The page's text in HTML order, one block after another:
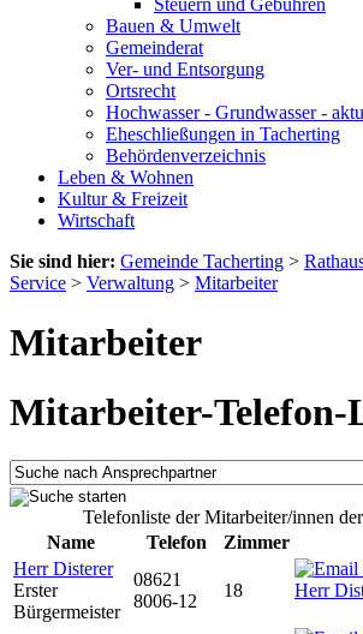
Steuern und Gebühren
Bauen & Umwelt
Gemeinderat
Ver- und Entsorgung
Ortsrecht
Hochwasser - Grundwasser -
Eheschließungen in Tacherting
Behördenverzeichnis
Leben & Wohnen
Kultur & Freizeit
Wirtschaft
Sie sind hier: Gemeinde Tacherting >
Service > Verwaltung > Mitarbeiter
Mitarbeiter
Mitarbeiter-Telefon-
Telefonliste der Mitarbeiter/innen
Name
Telefon Zimmer
Herr Disterer
Erster
Bürgermeister
08621
8006-12
18